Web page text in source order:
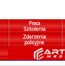
Praca
Szkolenia
Zdarzenia
policyjne